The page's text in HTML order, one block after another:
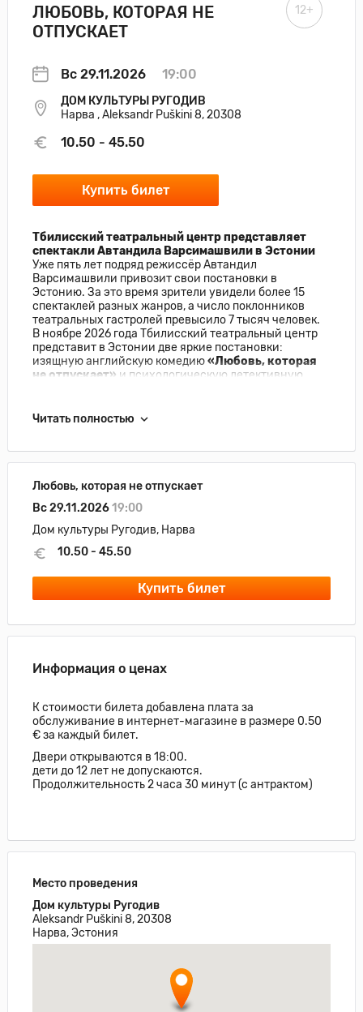
ЛЮБОВЬ, КОТОРАЯ НЕ
ОТПУСКАЕТ
Вс 29.11.2026 19:00
ДОМ КУЛЬТУРЫ РУГОДИВ
Нарва , Aleksandr Puškini 8, 20308
10.50 - 45.50
Купить билет
12+
Тбилисский театральный центр представляет
спектакли Автандила Варсимашвили в Эстонии
Уже пять лет подряд режиссёр Автандил
Варсимашвили привозит свои постановки в
Эстонию. За это время зрители увидели более 15
спектаклей разных жанров, а число поклонников
театральных гастролей превысило 7 тысяч человек.
В ноябре 2026 года Тбилисский театральный центр
представит в Эстонии две яркие постановки:
изящную английскую комедию«Любовь, которая
не отпускает» и психологическую детективную
Читать полностью
Любовь, которая не отпускает
Вс 29.11.202619:00
Дом культуры Ругодив, Нарва
10.50 - 45.50
Купить билет
Информация о ценах
К стоимости билета добавлена плата за
обслуживание в интернет-магазине в размере 0.50
€ за каждый билет.
Двери открываются в 18:00.
дети до 12 лет не допускаются.
Продолжительность 2 часа 30 минут (с антрактом)
Место проведения
Дом культуры Ругодив
Aleksandr Puškini 8, 20308
Нарва, Эстония